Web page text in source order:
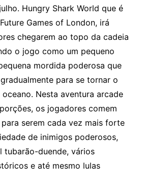
Hungry Shark World que é
Games of London, irá
chegarem ao topo da cadeia
o jogo como um pequeno
mordida poderosa que
para se tornar o
Nesta aventura arcade
os jogadores comem
serem cada vez mais forte
de inimigos poderosos,
tubarão-duende, vários
e até mesmo lulas